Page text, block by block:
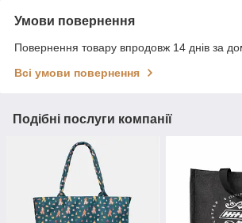
Умови повернення
Повернення товару впродовж 14 днів за
Всі умови повернення
Подібні послуги компанії